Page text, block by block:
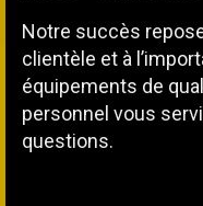
Notre succès
clientèle et à
équipements de
personnel vous
questions.